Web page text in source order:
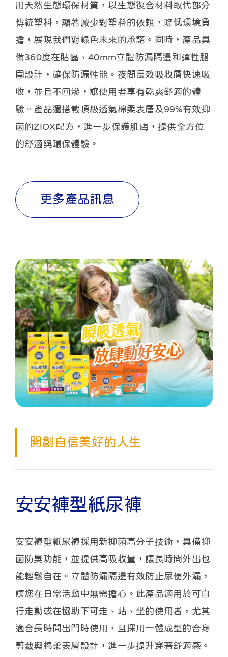
用天然生態環保材質，以生態復合材料取代部分
傳統塑料，顯著減少對塑料的依賴，降低環境負
擔，展現我們對綠色未來的承諾。同時，產品具
備360度在貼區、40mm立體防漏隔邊和彈性腿
圍設計，確保防漏性能。夜間長效吸收層快速吸
收，並且不回滲，讓使用者享有乾爽舒適的體
驗。產品還搭載頂級透氣棉柔表層及99%有效抑
菌的ZIOX配方，進一步保護肌膚，提供全方位
的舒適與環保體驗。
更多產品訊息
開創自信美好的人生
安安褲型紙尿褲
安安褲型紙尿褲採用新抑菌高分子技術，具備抑
菌防臭功能，並提供高吸收量，讓長時間外出也
能輕鬆自在。立體防漏隔邊有效防止尿便外漏，
讓您在日常活動中無需擔心。此產品適用於可自
行走動或在協助下可走、站、坐的使用者，尤其
適合長時間出門時使用，且採用一體成型的合身
剪裁與棉柔表層設計，進一步提升穿著舒適感。